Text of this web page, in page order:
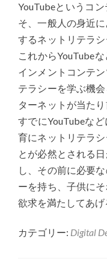
YouTubeというコ
そ、一般人の身近
するネットリテラ
これからYouTube
インメントコンテ
テラシーを学ぶ機
ターネットが当た
すでにYouTubeな
育にネットリテラ
とが必然とされる
し、その前に必要
ーを持ち、子供に
欲求を満たしてあげ
カテゴリー: Digital